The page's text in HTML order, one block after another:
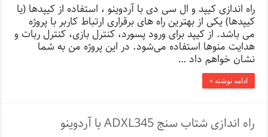
راه اندازی کیپد و ال سی دی با آردوینو ، استفاده از کیپدها (یا
کیپدها) یکی از بهترین راه های برقراری ارتباط کاربر با پروژه
می باشد. از کیپد برای ورود پسورد، کنترل بازی، کنترل ربات و
هدایت منوها استفاده می‌شود. در این پروژه من به شما
نشان خواهم داد …
ادامه نوشته »
راه اندازی شتاب سنج ADXL345 با آردوینو